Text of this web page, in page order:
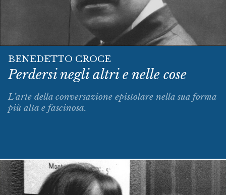
BENEDETTO CROCE
Perdersi negli altri e nelle cose
L’arte della conversazione epistolare nella sua forma
più alta e fascinosa.